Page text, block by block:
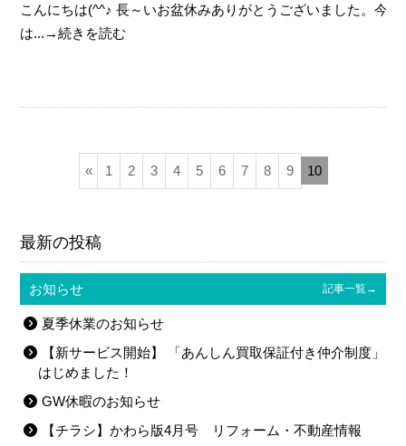
こんにちは(^^♪ 長～いお盆休みありがとうございました。今
は...→続きを読む
« 1 2 3 4 5 6 7 8 9 10
最新の投稿
お知らせ 記事一覧→
夏季休業のお知らせ
【新サービス開始】 「あんしん買取保証付き仲介制度」
はじめました！
GW休暇のお知らせ
【チラシ】かわら版4月号 リフォーム・不動産情報